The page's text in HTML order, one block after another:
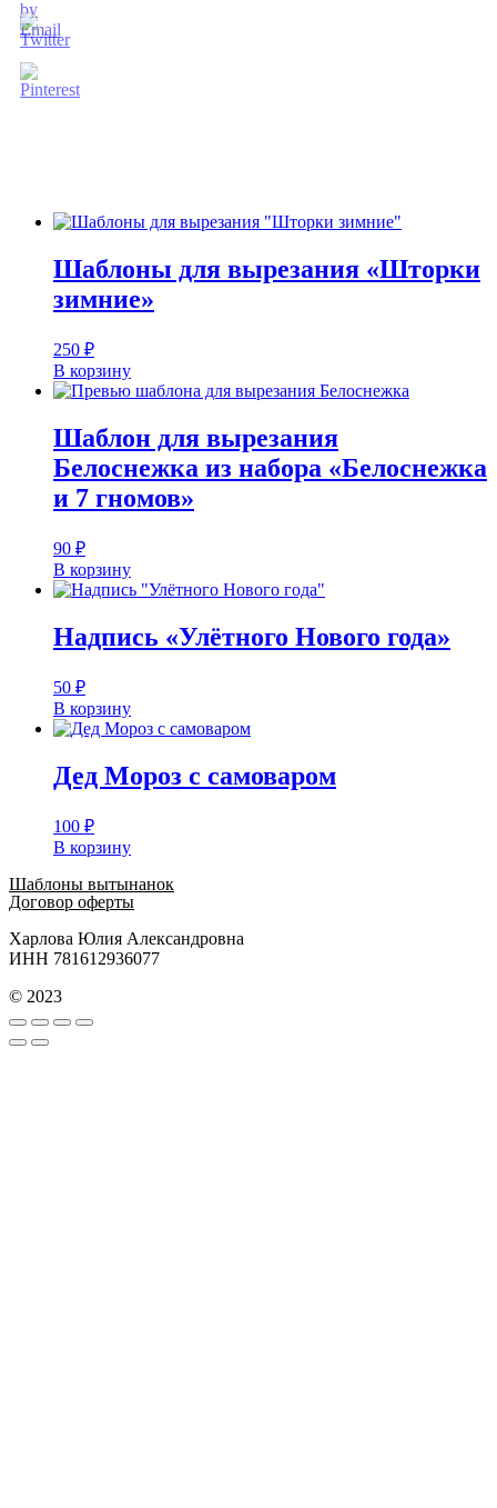
Шаблоны для вырезания «Шторки
зимние»
250 ₽
В корзину
Шаблон для вырезания
Белоснежка из набора «Белоснежка
и 7 гномов»
90 ₽
В корзину
Надпись «Улётного Нового года»
50 ₽
В корзину
Дед Мороз с самоваром
100 ₽
В корзину
Шаблоны вытынанок
Договор оферты
Харлова Юлия Александровна
ИНН 781612936077
© 2023